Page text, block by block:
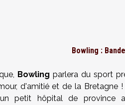
Bowling :
Bowling parlera du sport
d'amitié et de la Bretagne
petit hôpital de province